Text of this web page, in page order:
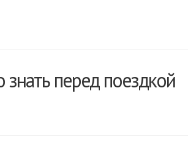
перед поездкой